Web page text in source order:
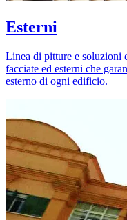
Esterni
Linea di pitture e soluzioni
facciate ed esterni che
esterno di ogni edificio.